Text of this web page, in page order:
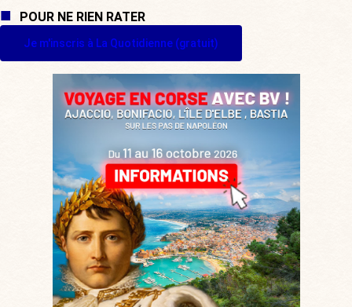
POUR NE RIEN RATER
Je m'inscris à La Quotidienne (gratuit)